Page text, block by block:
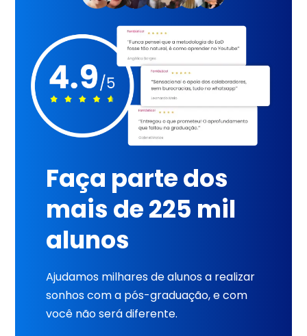
Faça parte dos
mais de 225 mil
alunos
Ajudamos milhares de alunos a realizar
sonhos com a pós-graduação, e com
você não será diferente.